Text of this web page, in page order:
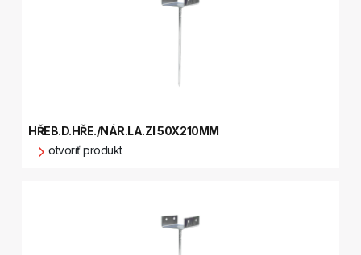
HŘEB.D.HŘE./NÁR.LA.ZI 50X210MM
otvoriť produkt